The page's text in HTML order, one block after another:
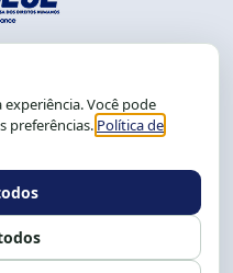
150. Graça
055
Brasil.
9 9239-2104 ou 2105
e 13 às 17h.
Fale conosco